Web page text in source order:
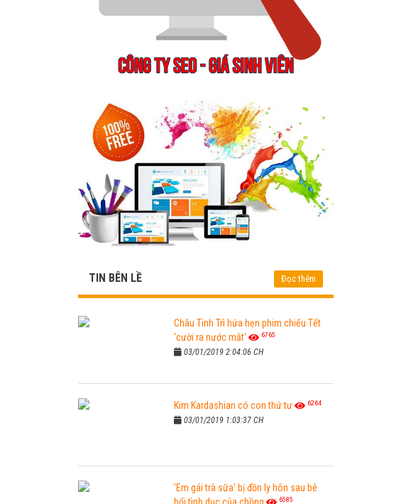
TIN BÊN LỀ Đọc thêm
Châu Tinh Trì hứa hẹn phim chiếu Tết
'cười ra nước mắt'
6765
03/01/2019 2:04:06 CH
Kim Kardashian có con thứ tư 6264
03/01/2019 1:03:37 CH
'Em gái trà sữa' bị đồn ly hôn sau bê
6585